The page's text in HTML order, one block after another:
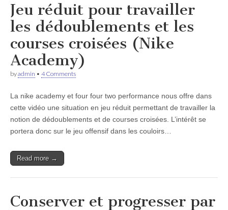
Jeu réduit pour travailler
les dédoublements et les
courses croisées (Nike
Academy)
byadmin • 4 Comments
La nike academy et four four two performance nous offre dans
cette vidéo une situation en jeu réduit permettant de travailler la
notion de dédoublements et de courses croisées. L’intérêt se
portera donc sur le jeu offensif dans les couloirs…
Read more →
Conserver et progresser par